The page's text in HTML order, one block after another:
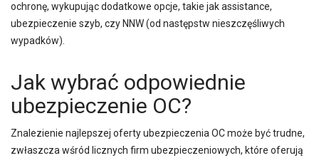
ochronę, wykupując dodatkowe opcje, takie jak assistance,
ubezpieczenie szyb, czy NNW (od następstw nieszczęśliwych
wypadków).
Jak wybrać odpowiednie
ubezpieczenie OC?
Znalezienie najlepszej oferty ubezpieczenia OC może być trudne,
zwłaszcza wśród licznych firm ubezpieczeniowych, które oferują